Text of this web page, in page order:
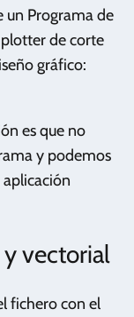
un Programa de
de corte
gráfico:
es que no
y podemos
vectorial
fichero con el